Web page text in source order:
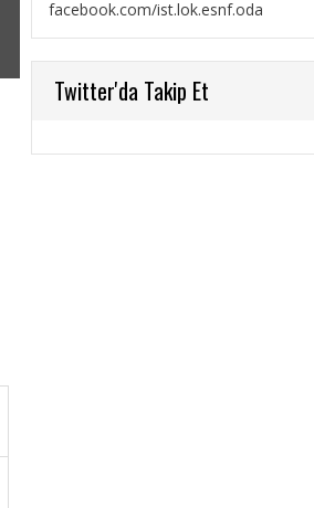
facebook.com/ist.lok.esnf.oda
Twitter'da Takip Et